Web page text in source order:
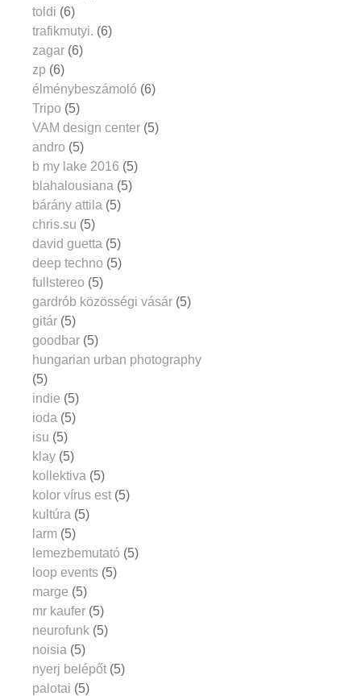
toldi (6)
trafikmutyi. (6)
zagar (6)
zp (6)
élménybeszámoló (6)
Tripo (5)
VAM design center (5)
andro (5)
b my lake 2016 (5)
blahalousiana (5)
bárány attila (5)
chris.su (5)
david guetta (5)
deep techno (5)
fullstereo (5)
gardrób közösségi vásár (5)
gitár (5)
goodbar (5)
hungarian urban photography
(5)
indie (5)
ioda (5)
isu (5)
klay (5)
kollektiva (5)
kolor vírus est (5)
kultúra (5)
larm (5)
lemezbemutató (5)
loop events (5)
marge (5)
mr kaufer (5)
neurofunk (5)
noisia (5)
nyerj belépőt (5)
palotai (5)